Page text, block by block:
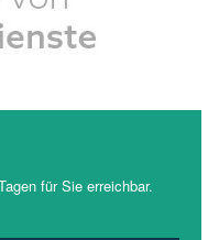
für Sie erreichbar.